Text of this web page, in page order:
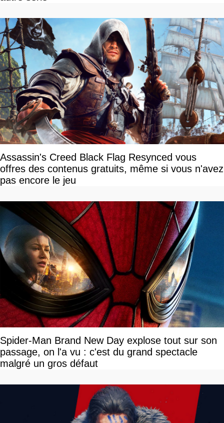
Assassin's Creed Black Flag Resynced vous
offres des contenus gratuits, même si vous n'avez
pas encore le jeu
Spider-Man Brand New Day explose tout sur son
passage, on l'a vu : c'est du grand spectacle
malgré un gros défaut